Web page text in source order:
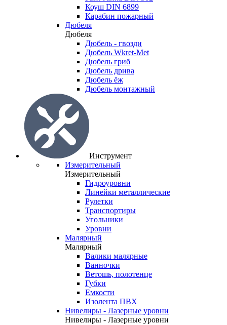
Коуш DIN 6899
Карабин пожарный
Дюбеля
Дюбеля
Дюбель - гвозди
Дюбель Wkret-Met
Дюбель гриб
Дюбель дрива
Дюбель ёж
Дюбель монтажный
Инструмент
Измерительный
Измерительный
Гидроуровни
Линейки металлические
Рулетки
Транспортиры
Угольники
Уровни
Малярный
Малярный
Валики малярные
Ванночки
Ветошь, полотенце
Губки
Емкости
Изолента ПВХ
Нивелиры - Лазерные уровни
Нивелиры - Лазерные уровни